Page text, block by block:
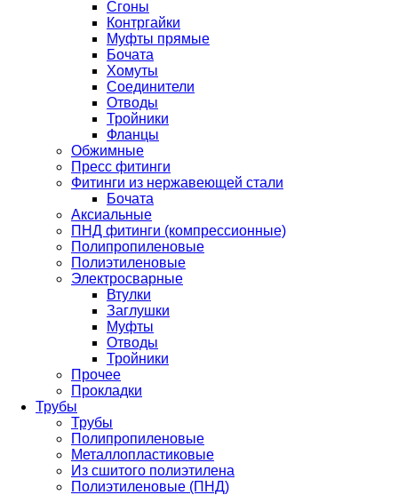
Сгоны
Контргайки
Муфты прямые
Бочата
Хомуты
Соединители
Отводы
Тройники
Фланцы
Обжимные
Пресс фитинги
Фитинги из нержавеющей стали
Бочата
Аксиальные
ПНД фитинги (компрессионные)
Полипропиленовые
Полиэтиленовые
Электросварные
Втулки
Заглушки
Муфты
Отводы
Тройники
Прочее
Прокладки
Трубы
Трубы
Полипропиленовые
Металлопластиковые
Из сшитого полиэтилена
Полиэтиленовые (ПНД)